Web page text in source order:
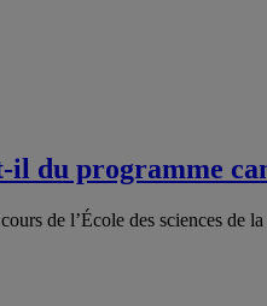
du programme
de l’École des sciences